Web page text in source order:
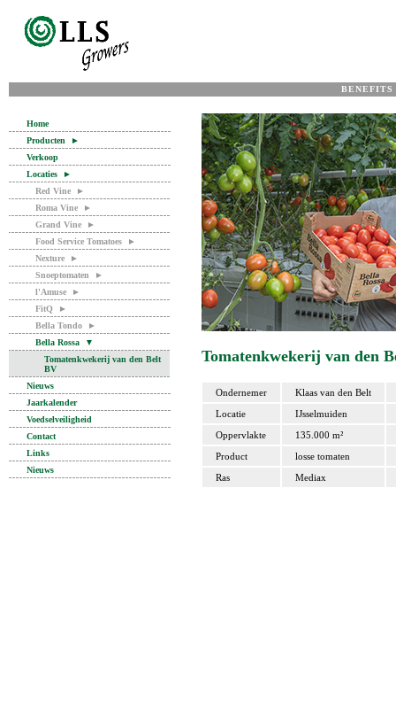
BENEFITS
Home
Producten
►
Verkoop
Locaties
►
Red Vine
►
Roma Vine
►
Grand Vine
►
Food Service Tomatoes
►
Nexture
►
Snoeptomaten
►
l'Amuse
►
FitQ
►
Bella Tondo
►
Bella Rossa
▼
Tomatenkwekerij van den Belt
BV
Nieuws
Jaarkalender
Voedselveiligheid
Contact
Links
Nieuws
Tomatenkwekerij van den
Ondernemer
Klaas van den Belt
Locatie
IJsselmuiden
Oppervlakte
135.000 m²
Product
losse tomaten
Ras
Mediax